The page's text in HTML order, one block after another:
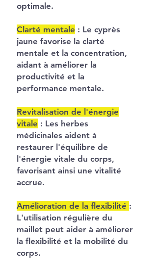
optimale.
Clarté mentale : Le cyprès
jaune favorise la clarté
mentale et la concentration,
aidant à améliorer la
productivité et la
performance mentale.
Revitalisation de l'énergie
vitale : Les herbes
médicinales aident à
restaurer l'équilibre de
l'énergie vitale du corps,
favorisant ainsi une vitalité
accrue.
Amélioration de la flexibilité :
L'utilisation régulière du
maillet peut aider à améliorer
la flexibilité et la mobilité du
corps.